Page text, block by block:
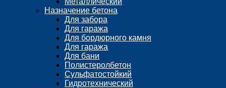
Назначение бетона
Для забора
Для гаража
Для бордюрного камня
Для гаража
Для бани
Полистеролбетон
Сульфатостойкий
Гидротехнический